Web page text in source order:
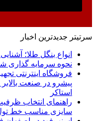
سرتیتر جدیدترین اخبار
انواع بنگل طلا؛
نحوه سرمایه‌ گذاری
فروشگاه اینترنتی
پیشرو در صنعت بالابر
استاکر
راهنمای انتخاب
سایزی مناسب خط